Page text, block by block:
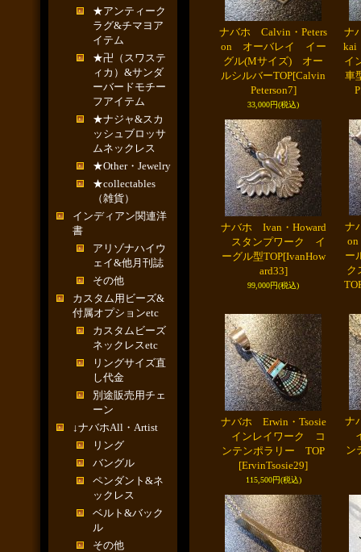
★アンティーク
ラグ&チマヨア
イテム
★卍（スワステ
ィカ）&サンダ
ーバードモチー
フアイテム
★ナジャ&スカ
ッシュブロッサ
ムネックレス
★Other・Jewelry
★collectables
（雑貨）
インディアン関連洋
書
アリゾナハイウ
ェイ&他月刊誌
その他
カスタム用ビーズ&
付属オプションetc
カスタムビーズ
ネックレスetc
リングサイズ直
し代金
別途販売用チェ
ーン
↓ナバホAll・Artist
リング
バングル
ペンダント&ネ
ックレス
ベルト&バック
ル
その他
ナバホ Calvin・Peters
on オーバレイ イー
グル(Mサイズ) オー
ルシルバーTOP[Calvin
Peterson7]
33,000円(税込)
ナ
イ
車
P
ナバホ Ivan・Howard
スタンプワーク イ
ーグル型TOP[IvanHow
ard33]
99,000円(税込)
ナ
ー
ク
ナバホ Erwin・Tsosie
インレイワーク コ
ンテンポラリー TOP
[ErvinTsosie29]
115,500円(税込)
ナ
ン